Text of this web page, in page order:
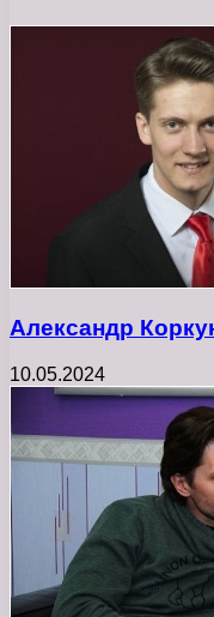
Александр
10.05.2024